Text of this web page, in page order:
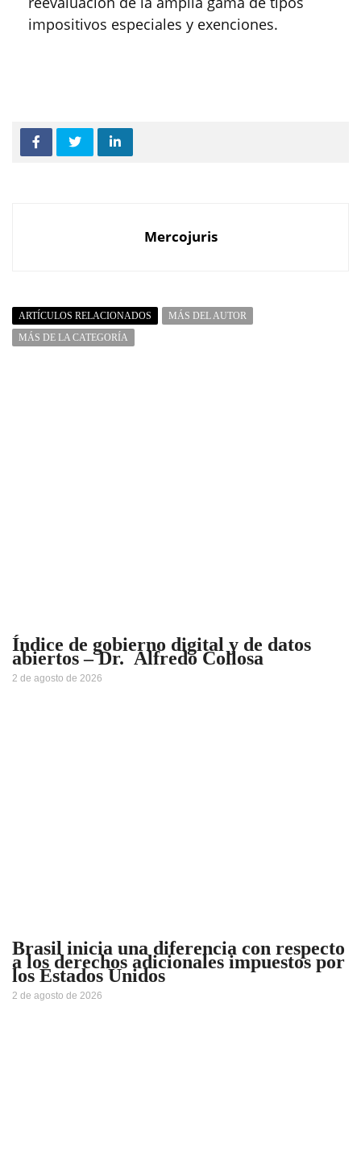
impositivos especiales y exenciones.
Mercojuris
ARTÍCULOS RELACIONADOS
MÁS DEL AUTOR
MÁS DE LA CATEGORÍA
Índice de gobierno digital y de datos
abiertos – Dr. Alfredo Collosa
2 de agosto de 2026
Brasil inicia una diferencia con respecto
a los derechos adicionales impuestos por
los Estados Unidos
2 de agosto de 2026